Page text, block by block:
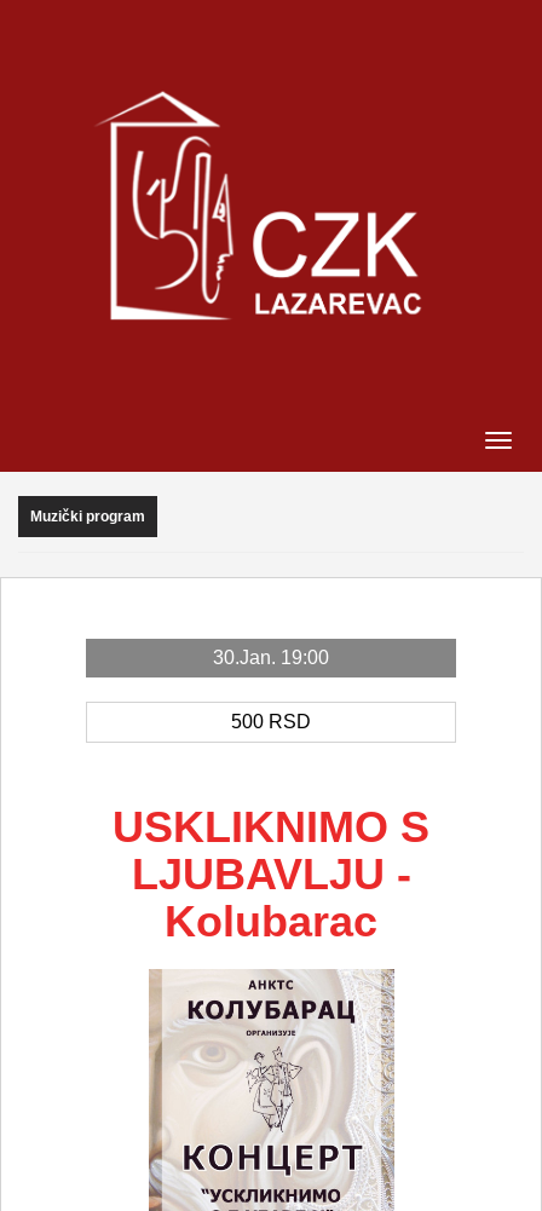
Muzički program
30.Jan. 19:00
500 RSD
USKLIKNIMO S
LJUBAVLJU -
Kolubarac